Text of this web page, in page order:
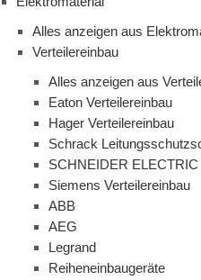
Alles anzeigen aus
Verteilereinbau
Alles anzeigen aus
Eaton Verteilereinbau
Hager Verteilereinbau
Schrack
SCHNEIDER ELECTRIC
Siemens Verteilereinbau
ABB
AEG
Legrand
Reiheneinbaugeräte